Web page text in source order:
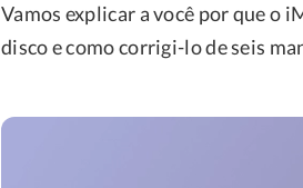
Vamos explicar a você por que o
disco e como corrigi-lo de seis